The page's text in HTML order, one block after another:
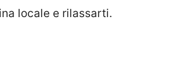
locale e rilassarti.